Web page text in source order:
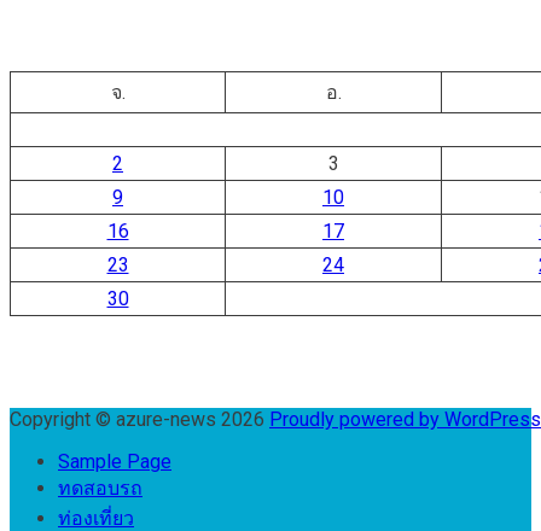
จ. อ.
2
3
9
10
16
17
23
24
30
Copyright © azure-news 2026 Proudly powered by
Sample Page
ทดสอบรถ
ท่องเที่ยว